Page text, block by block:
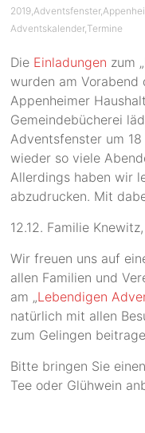
2019 Adventsfenster,
Adventskalender, Termine
Die Einladungen zum
wurden am Vorabend
Appenheimer
Gemeindebücherei
Adventsfenster um
wieder so viele
Allerdings haben wir
abzudrucken. Mit
12.12. Familie
Wir freuen uns auf
allen Familien und
am „Lebendigen
natürlich mit allen
zum Gelingen
Bitte bringen Sie
Tee oder Glühwein